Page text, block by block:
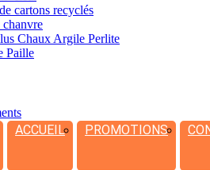
cartons recyclés
Chaux Argile Perlite
Paille
ACCUEIL PROMOTIONS